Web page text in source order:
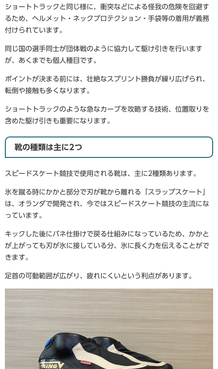
ショートトラックと同じ様に、衝突などによる怪我の危険を回避す
るため、ヘルメット・ネックプロテクション・手袋等の着用が義務
付けられています。
同じ国の選手同士が団体戦のように協力して駆け引きを行います
が、あくまでも個人種目です。
ポイントが決まる前には、壮絶なスプリント勝負が繰り広げられ、
転倒や接触も多くなります。
ショートトラックのような急なカーブを攻略する技術、位置取りを
含めた駆け引きも重要になります。
靴の種類は主に2つ
スピードスケート競技で使用される靴は、主に2種類あります。
氷を蹴る時にかかと部分で刃が靴から離れる「スラップスケート」
は、オランダで開発され、今ではスピードスケート競技の主流にな
っています。
キックした後にバネ仕掛けで戻る仕組みになっているため、かかと
が上がっても刃が氷に接している分、氷に長く力を伝えることがで
きます。
足首の可動範囲が広がり、疲れにくいという利点があります。